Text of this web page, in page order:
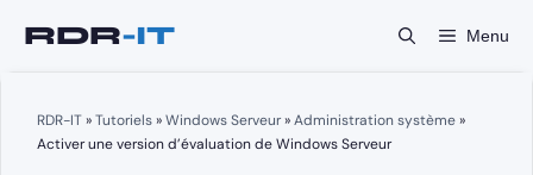
Menu
RDR-IT»Tutoriels»Windows Serveur»Administration système»
Activer une version d’évaluation de Windows Serveur